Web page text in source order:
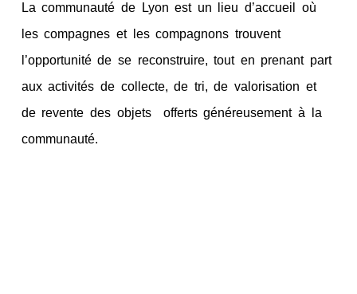
La communauté de Lyon est un lieu d’accueil où
les compagnes et les compagnons trouvent
l’opportunité de se reconstruire, tout en prenant part
aux activités de collecte, de tri, de valorisation et
de revente des objets offerts généreusement à la
communauté.